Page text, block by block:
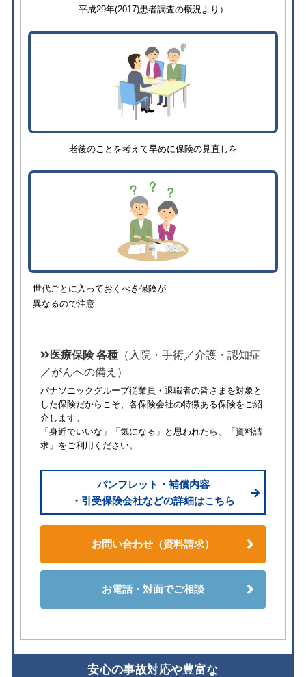
平成29年(2017)患者調査の概況より）
老後のことを考えて早めに保険の見直しを
世代ごとに入っておくべき保険が
異なるので注意
医療保険 各種 （入院・手術／介護・認知症
／がんへの備え）
パナソニックグループ従業員・退職者の皆さまを対象と
した保険だからこそ、各保険会社の特徴ある保険をご紹
介します。
「身近でいいな」「気になる」と思われたら、「資料請
求」をご利用ください。
パンフレット・補償内容
・引受保険会社などの詳細はこちら
お問い合わせ（資料請求）
お電話・対面でご相談
安⼼の事故対応や豊富な